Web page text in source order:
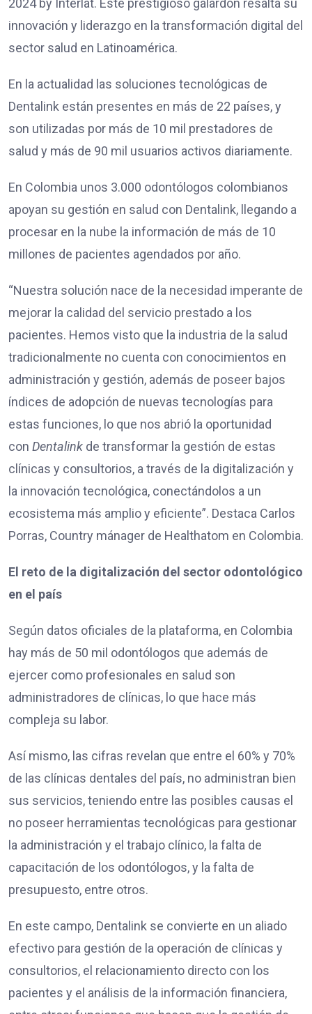
innovación y liderazgo en la transformación digital del
sector salud en Latinoamérica.
En la actualidad las soluciones tecnológicas de
Dentalink están presentes en más de 22 países, y
son utilizadas por más de 10 mil prestadores de
salud y más de 90 mil usuarios activos diariamente.
En Colombia unos 3.000 odontólogos colombianos
apoyan su gestión en salud con Dentalink, llegando a
procesar en la nube la información de más de 10
millones de pacientes agendados por año.
“Nuestra solución nace de la necesidad imperante de
mejorar la calidad del servicio prestado a los
pacientes. Hemos visto que la industria de la salud
tradicionalmente no cuenta con conocimientos en
administración y gestión, además de poseer bajos
índices de adopción de nuevas tecnologías para
estas funciones, lo que nos abrió la oportunidad
con Dentalink de transformar la gestión de estas
clínicas y consultorios, a través de la digitalización y
la innovación tecnológica, conectándolos a un
ecosistema más amplio y eficiente”. Destaca Carlos
Porras, Country mánager de Healthatom en Colombia.
El reto de la digitalización del sector odontológico
en el país
Según datos oficiales de la plataforma, en Colombia
hay más de 50 mil odontólogos que además de
ejercer como profesionales en salud son
administradores de clínicas, lo que hace más
compleja su labor.
Así mismo, las cifras revelan que entre el 60% y 70%
de las clínicas dentales del país, no administran bien
sus servicios, teniendo entre las posibles causas el
no poseer herramientas tecnológicas para gestionar
la administración y el trabajo clínico, la falta de
capacitación de los odontólogos, y la falta de
presupuesto, entre otros.
En este campo, Dentalink se convierte en un aliado
efectivo para gestión de la operación de clínicas y
consultorios, el relacionamiento directo con los
pacientes y el análisis de la información financiera,